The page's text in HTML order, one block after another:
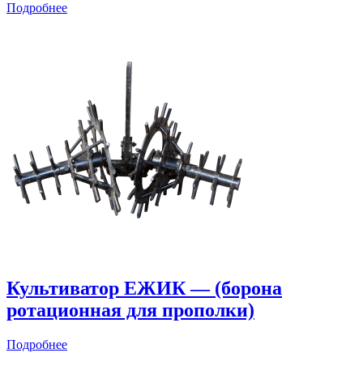
Подробнее
Культиватор ЕЖИК — (борона
ротационная для прополки)
Подробнее